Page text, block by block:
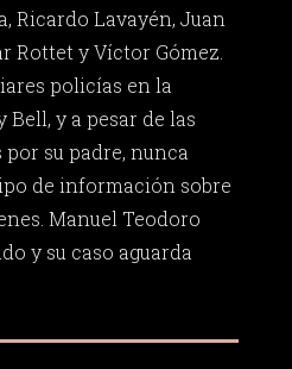
Ricardo Lavayén, Juan
Rottet y Víctor Gómez.
policías en la
Bell, y a pesar de las
su padre, nunca
de información sobre
Manuel Teodoro
y su caso aguarda